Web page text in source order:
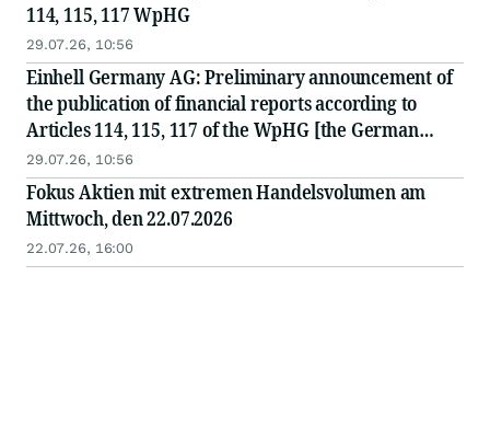
114, 115, 117 WpHG
29.07.26, 10:56
Einhell Germany AG: Preliminary announcement of
the publication of financial reports according to
Articles 114, 115, 117 of the WpHG [the German
Securities Act]
29.07.26, 10:56
Fokus Aktien mit extremen Handelsvolumen am
Mittwoch, den 22.07.2026
22.07.26, 16:00